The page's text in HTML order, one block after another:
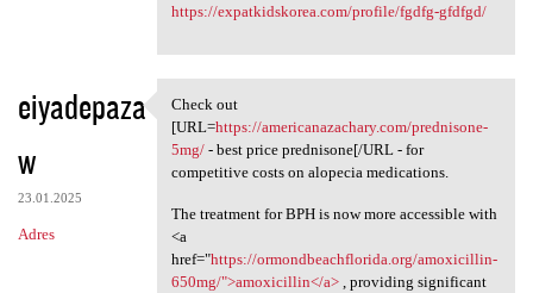
https://expatkidskorea.com/profile/fgdfg-gfdfgd/
eiyadepaza
w
23.01.2025
Adres
Check out [URL=https:/
Check out
[URL=https://americanazachary.com/prednisone-
5mg/- best price prednisone[/URL - for
competitive costs on alopecia medications.
The treatment for BPH is now more accessible with
<a
href="https://ormondbeachflorida.org/amoxicillin-
650mg/">amoxicillin</a>, providing significant